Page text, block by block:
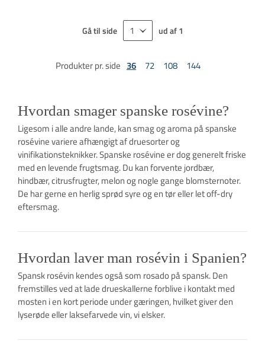
Gå til side ud af 1
Produkter pr. side 36 72 108 144
Hvordan smager spanske rosévine?
Ligesom i alle andre lande, kan smag og aroma på spanske
rosévine variere afhængigt af druesorter og
vinifikationsteknikker. Spanske rosévine er dog generelt friske
med en levende frugtsmag. Du kan forvente jordbær,
hindbær, citrusfrugter, melon og nogle gange blomsternoter.
De har gerne en herlig sprød syre og en tør eller let off-dry
eftersmag.
Hvordan laver man rosévin i Spanien?
Spansk rosévin kendes også som rosado på spansk. Den
fremstilles ved at lade drueskallerne forblive i kontakt med
mosten i en kort periode under gæringen, hvilket giver den
lyserøde eller laksefarvede vin, vi elsker.